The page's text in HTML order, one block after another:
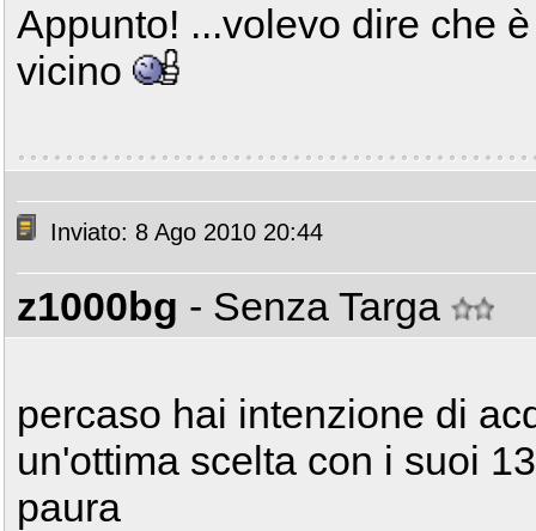
Appunto! ...volevo dire che
vicino
Inviato: 8 Ago 2010 20:44
z1000bg - Senza Targa
percaso hai intenzione di
un'ottima scelta con i suoi
paura